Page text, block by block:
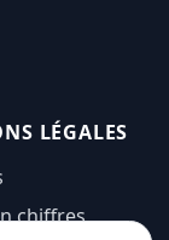
LÉGALES
chiffres